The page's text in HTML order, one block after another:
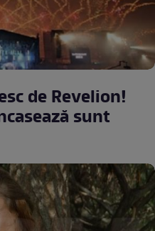
de Revelion!
sunt